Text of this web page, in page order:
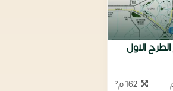
162 م²